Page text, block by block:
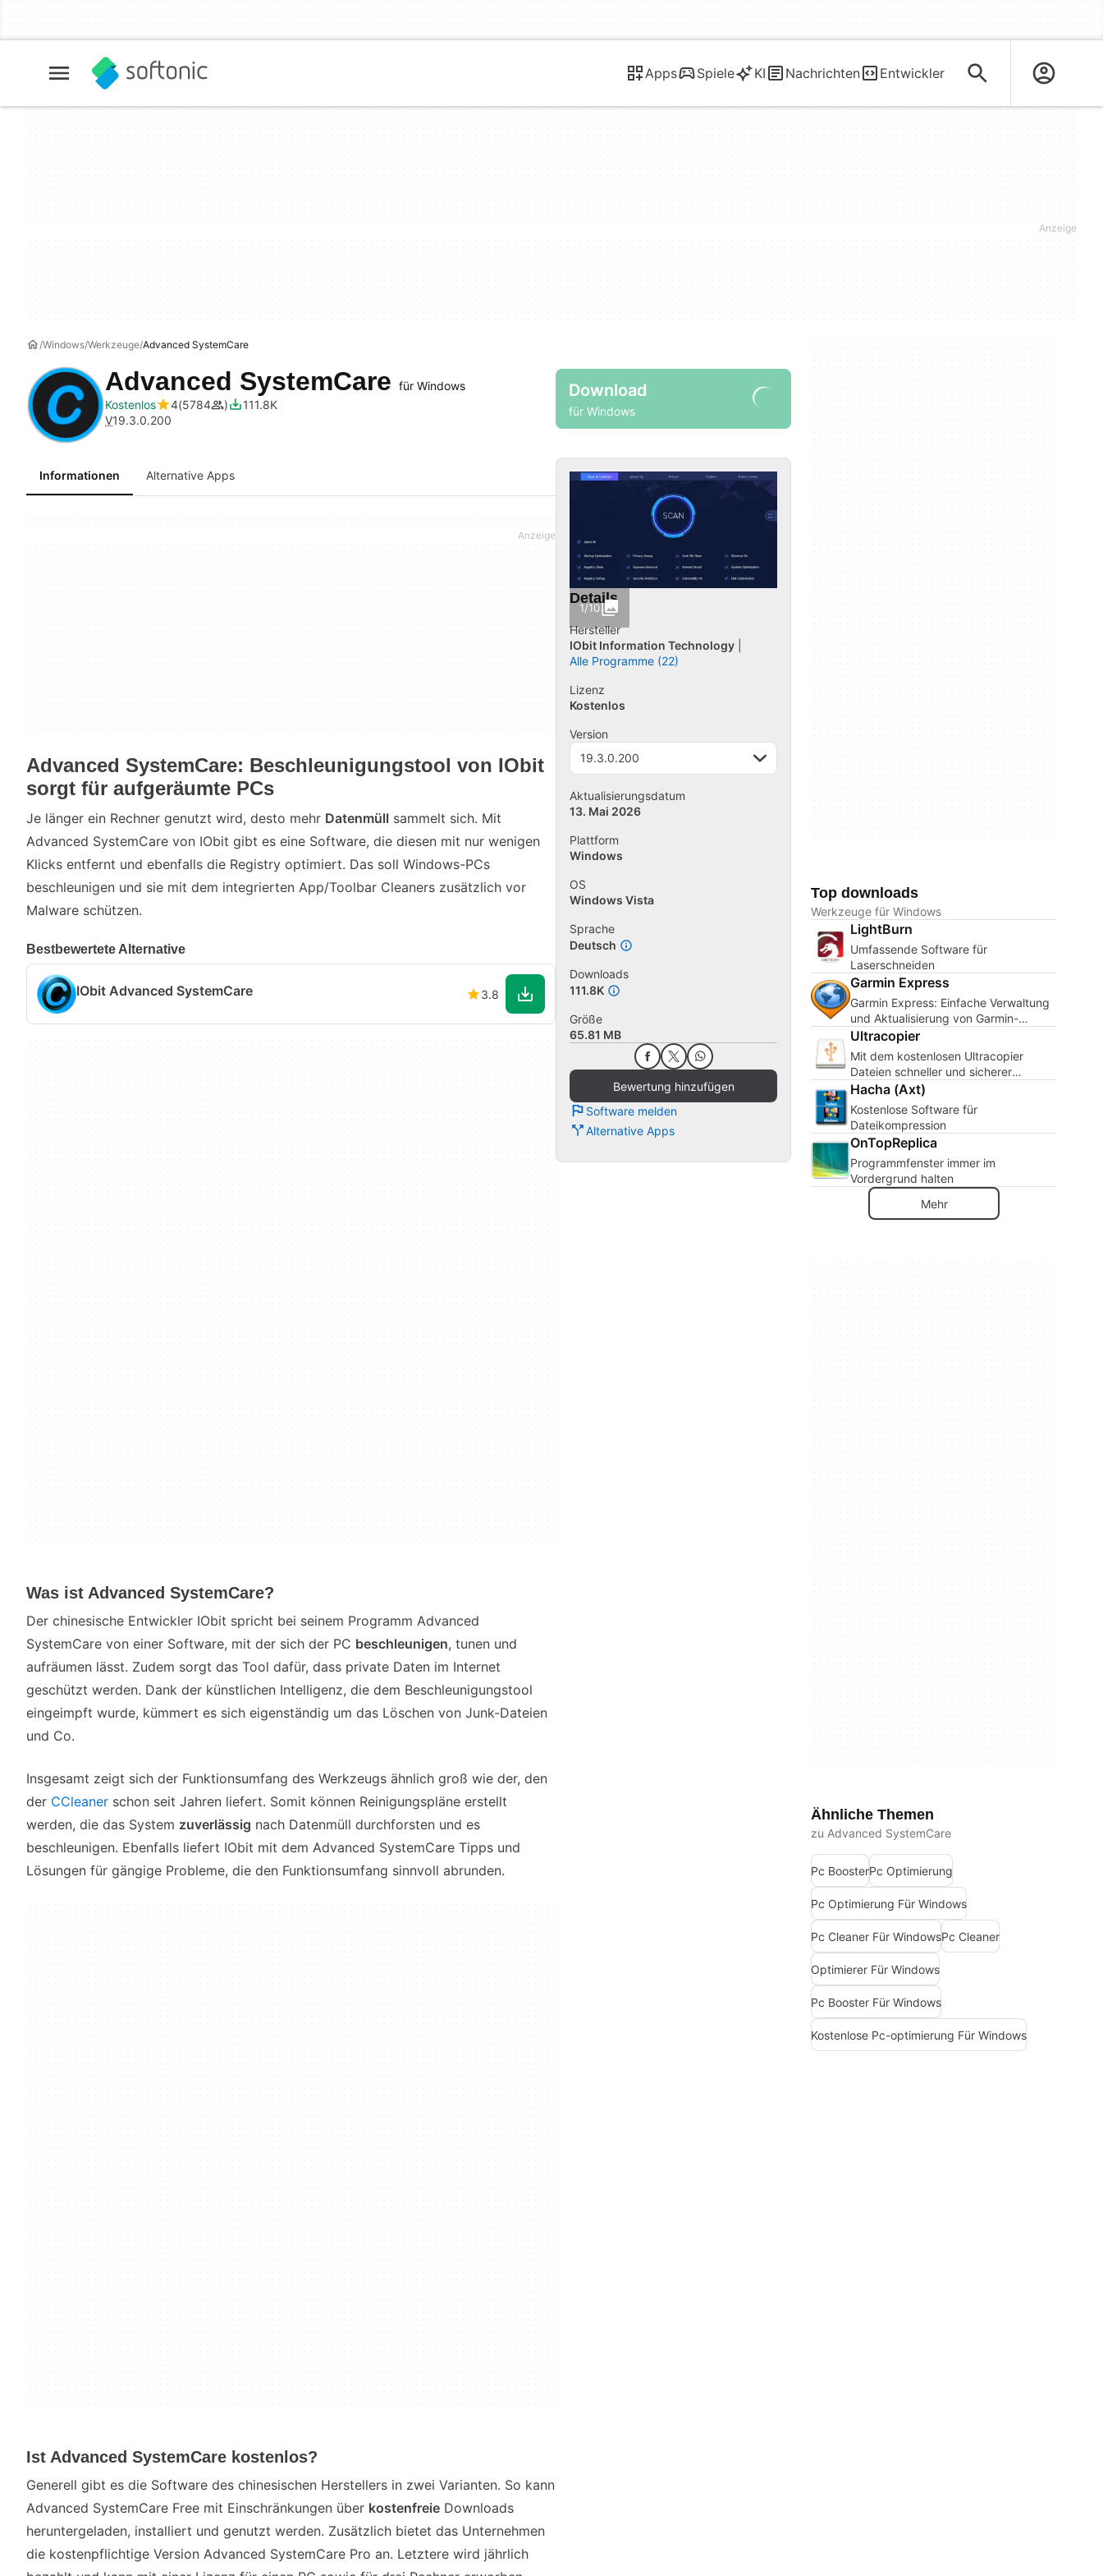
Apps Spiele KI Nachrichten Entwickler
Windows Werkzeuge Advanced SystemCare
Advanced SystemCare für Windows
Kostenlos
4 5784
111.8K
V19.3.0.200
Download
für Windows
Informationen Alternative Apps
Advanced SystemCare: Beschleunigungstool von IObit
sorgt für aufgeräumte PCs
Je länger ein Rechner genutzt wird, desto mehr Datenmüll sammelt sich. Mit
Advanced SystemCare von IObit gibt es eine Software, die diesen mit nur wenigen
Klicks entfernt und ebenfalls die Registry optimiert. Das soll Windows-PCs
beschleunigen und sie mit dem integrierten App/Toolbar Cleaners zusätzlich vor
Malware schützen.
Bestbewertete Alternative
IObit Advanced SystemCare 3.8
Was ist Advanced SystemCare?
Der chinesische Entwickler IObit spricht bei seinem Programm Advanced
SystemCare von einer Software, mit der sich der PC beschleunigen, tunen und
aufräumen lässt. Zudem sorgt das Tool dafür, dass private Daten im Internet
geschützt werden. Dank der künstlichen Intelligenz, die dem Beschleunigungstool
eingeimpft wurde, kümmert es sich eigenständig um das Löschen von Junk-Dateien
und Co.
Insgesamt zeigt sich der Funktionsumfang des Werkzeugs ähnlich groß wie der, den
der CCleaner schon seit Jahren liefert. Somit können Reinigungspläne erstellt
werden, die das System zuverlässig nach Datenmüll durchforsten und es
beschleunigen. Ebenfalls liefert IObit mit dem Advanced SystemCare Tipps und
Lösungen für gängige Probleme, die den Funktionsumfang sinnvoll abrunden.
Ist Advanced SystemCare kostenlos?
Generell gibt es die Software des chinesischen Herstellers in zwei Varianten. So kann
Advanced SystemCare Free mit Einschränkungen über kostenfreie Downloads
heruntergeladen, installiert und genutzt werden. Zusätzlich bietet das Unternehmen
die kostenpflichtige Version Advanced SystemCare Pro an. Letztere wird jährlich
1/10
Details
Hersteller
IObit Information Technology
Alle Programme (22)
Lizenz
Kostenlos
Version
19.3.0.200
Aktualisierungsdatum
13. Mai 2026
Plattform
Windows
OS
Windows Vista
Sprache
Deutsch
Downloads
111.8K
Größe
65.81 MB
Bewertung hinzufügen
Software melden
Alternative Apps
Top downloads
Werkzeuge für Windows
LightBurn
Umfassende Software für
Laserschneiden
Garmin Express
Garmin Express: Einfache Verwaltung
und Aktualisierung von Garmin-
Geräten
Ultracopier
Mit dem kostenlosen Ultracopier
Dateien schneller und sicherer
kopieren
Hacha (Axt)
Kostenlose Software für
Dateikompression
OnTopReplica
Programmfenster immer im
Vordergrund halten
Mehr
Ähnliche Themen
zu Advanced SystemCare
Pc BoosterPc Optimierung
Pc Optimierung Für Windows
Pc Cleaner Für WindowsPc Cleaner
Optimierer Für Windows
Pc Booster Für Windows
Kostenlose Pc-optimierung Für Windows